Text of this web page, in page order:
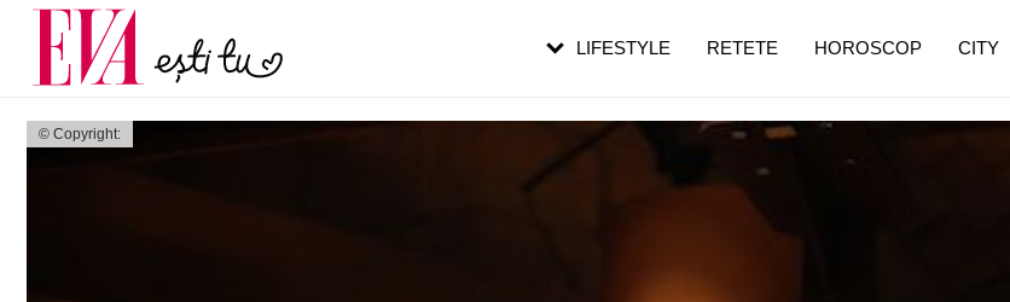
© Copyright:
LIFESTYLE RETETE HOROSCOP CITY
Carieră
Actualitate
pe măsură ce înaintezi în vârstă